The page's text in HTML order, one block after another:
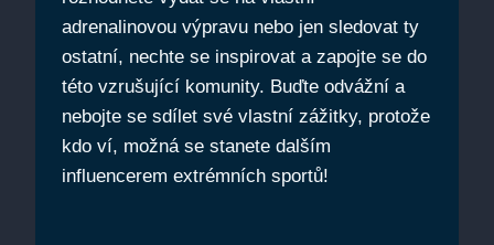
adrenalinovou výpravu nebo jen sledovat ty
ostatní, nechte se inspirovat a zapojte se do
této vzrušující komunity. Buďte odvážní a
nebojte se sdílet své vlastní zážitky, protože
kdo ví, možná se stanete dalším
influencerem extrémních sportů!